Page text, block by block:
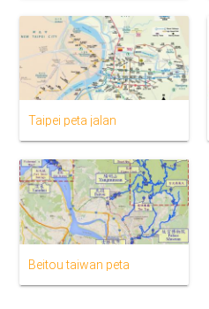
Taipei peta jalan
Beitou taiwan peta